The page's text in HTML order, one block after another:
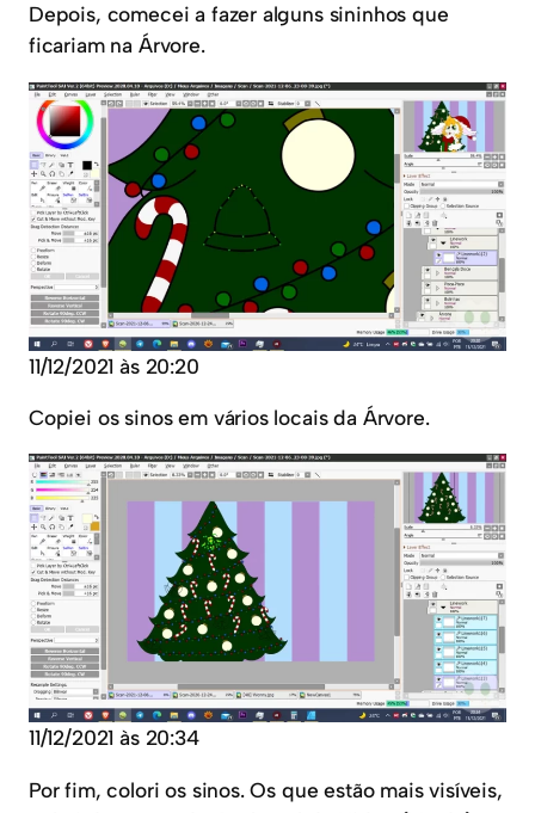
Depois, comecei a fazer alguns sininhos que
ficariam na Árvore.
11/12/2021 às 20:20
Copiei os sinos em vários locais da Árvore.
11/12/2021 às 20:34
Por fim, colori os sinos. Os que estão mais visíveis,